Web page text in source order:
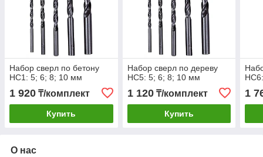
Набор сверл по бетону
НС1: 5; 6; 8; 10 мм
1 920 ₸/комплект
Купить
Набор сверл по дереву
НС5: 5; 6; 8; 10 мм
1 120₸/комплект
Купить
1
О нас